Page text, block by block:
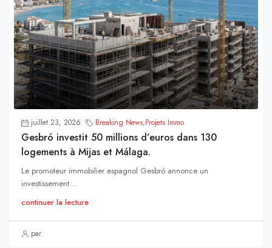
juillet 23, 2026 Breaking News,Projets Immo
Gesbró investit 50 millions d’euros dans 130
logements à Mijas et Málaga.
Le promoteur immobilier espagnol Gesbró annonce un
investissement...
continuer la lecture
par